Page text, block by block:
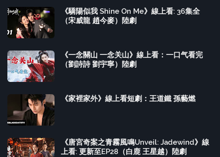
《驕陽似我 Shine On Me》線上看: 36集全
（宋威龍 趙今麥）陸劇
《一念關山 一念关山》線上看：一口气看完
（劉詩詩 劉宇寧）陸劇
《家裡家外》線上看短劇：王道鐵 孫藝燃
《唐宮奇案之青霧風鳴Unveil: Jadewind》線
上看: 更新至EP28（白鹿 王星越）陸劇